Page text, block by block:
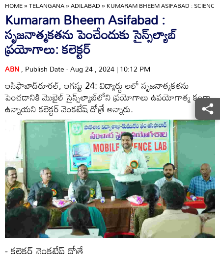
HOME»TELANGANA»ADILABAD»KUMARAM BHEEM ASIFABAD :
Kumaram Bheem Asifabad :
సృజనాత్మకతను పెంచేందుకు సైన్స్‌ల్యాబ్‌
ప్రయోగాలు: కలెక్టర్‌
ABN, Publish Date - Aug 24 , 2024 | 10:12 PM
ఆసిఫాబాద్‌రూరల్‌, ఆగస్టు 24: విద్యార్థు లలో సృజనాత్మకతను
పెంచడానికి మొబైల్‌ సైన్స్‌ల్యాబ్‌లోని ప్రయోగాలు ఉపయోగాత్మ కంగా
ఉన్నాయని కలెక్టర్‌ వెంకటేష్‌ దోత్రే అన్నారు.